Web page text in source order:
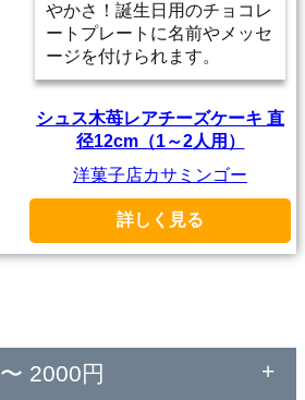
やかさ！誕生日用のチョコレ
ートプレートに名前やメッセ
ージを付けられます。
シュス木苺レアチーズケーキ 直
径12cm（1～2人用）
洋菓子店カサミンゴー
詳しく見る
〜 2000円